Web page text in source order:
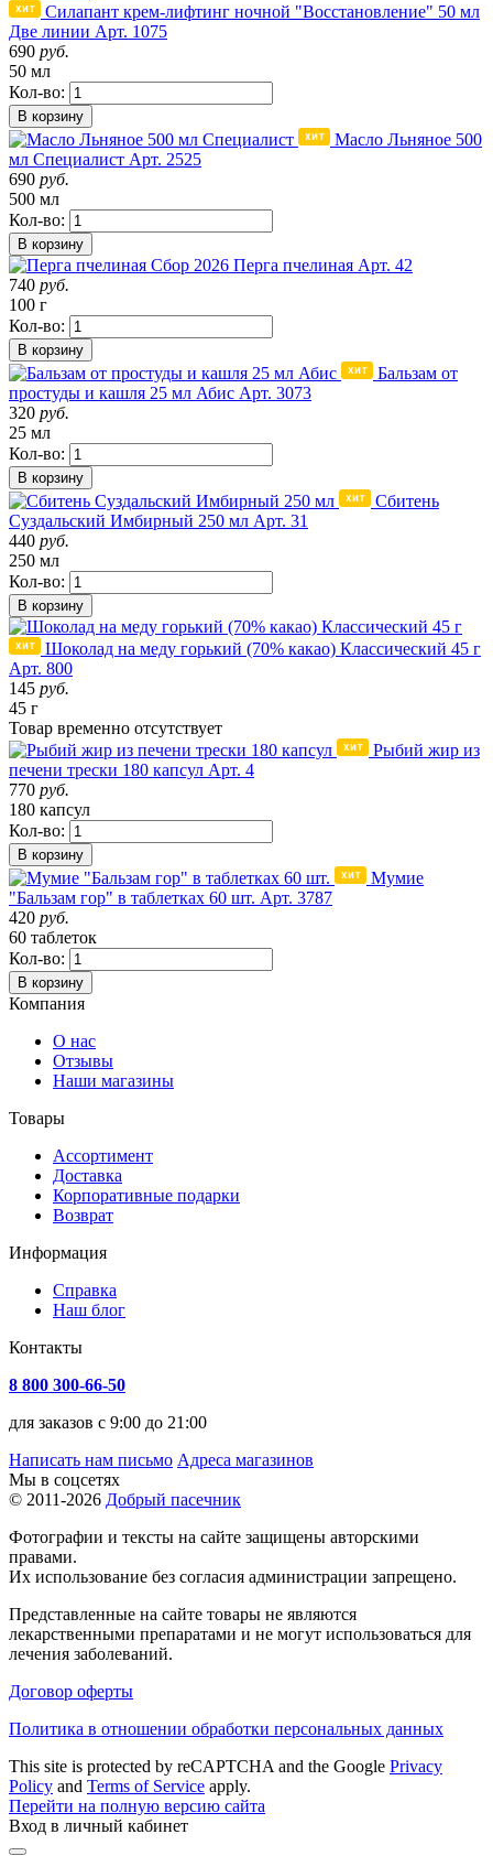
Силапант крем-лифтинг ночной "Восстановление" 50 мл
Две линии Арт. 1075
690 руб.
50 мл
Кол-во:
В корзину
Масло Льняное 500
мл Специалист Арт. 2525
690 руб.
500 мл
Кол-во:
В корзину
Сбор 2026 Перга пчелиная Арт. 42
740 руб.
100 г
Кол-во:
В корзину
Бальзам от
простуды и кашля 25 мл Абис Арт. 3073
320 руб.
25 мл
Кол-во:
В корзину
Сбитень
Суздальский Имбирный 250 мл Арт. 31
440 руб.
250 мл
Кол-во:
В корзину
Шоколад на меду горький (70% какао) Классический 45 г
Арт. 800
145 руб.
45 г
Товар временно отсутствует
Рыбий жир из
печени трески 180 капсул Арт. 4
770 руб.
180 капсул
Кол-во:
В корзину
Мумие
"Бальзам гор" в таблетках 60 шт. Арт. 3787
420 руб.
60 таблеток
Кол-во:
В корзину
Компания
О нас
Отзывы
Наши магазины
Товары
Ассортимент
Доставка
Корпоративные подарки
Возврат
Информация
Справка
Наш блог
Контакты
8 800 300-66-50
для заказов с 9:00 до 21:00
Написать нам письмо Адреса магазинов
Мы в соцсетях
© 2011-2026 Добрый пасечник
Фотографии и тексты на сайте защищены авторскими
правами.
Их использование без согласия администрации запрещено.
Представленные на сайте товары не являются
лекарственными препаратами и не могут использоваться для
лечения заболеваний.
Договор оферты
Политика в отношении обработки персональных данных
This site is protected by reCAPTCHA and the Google Privacy
Policy and Terms of Service apply.
Перейти на полную версию сайта
Вход в личный кабинет